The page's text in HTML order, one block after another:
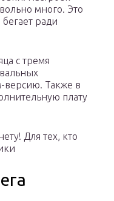
много. Это
ради
с тремя
версию. Также в
плату
Для тех, кто